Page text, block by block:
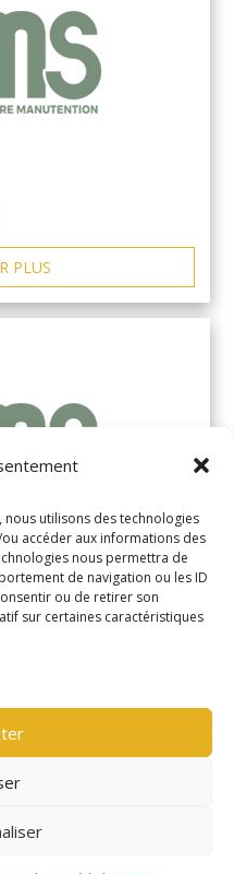
utilisons des technologies
accéder aux informations des
nous permettra de
de navigation ou les ID
ou de retirer son
sur certaines caractéristiques
PLUS